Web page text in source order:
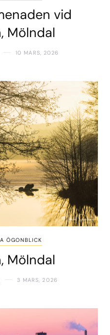
vid
Mölndal
10 MARS, 2026
ÖGONBLICK
Mölndal
3 MARS, 2026